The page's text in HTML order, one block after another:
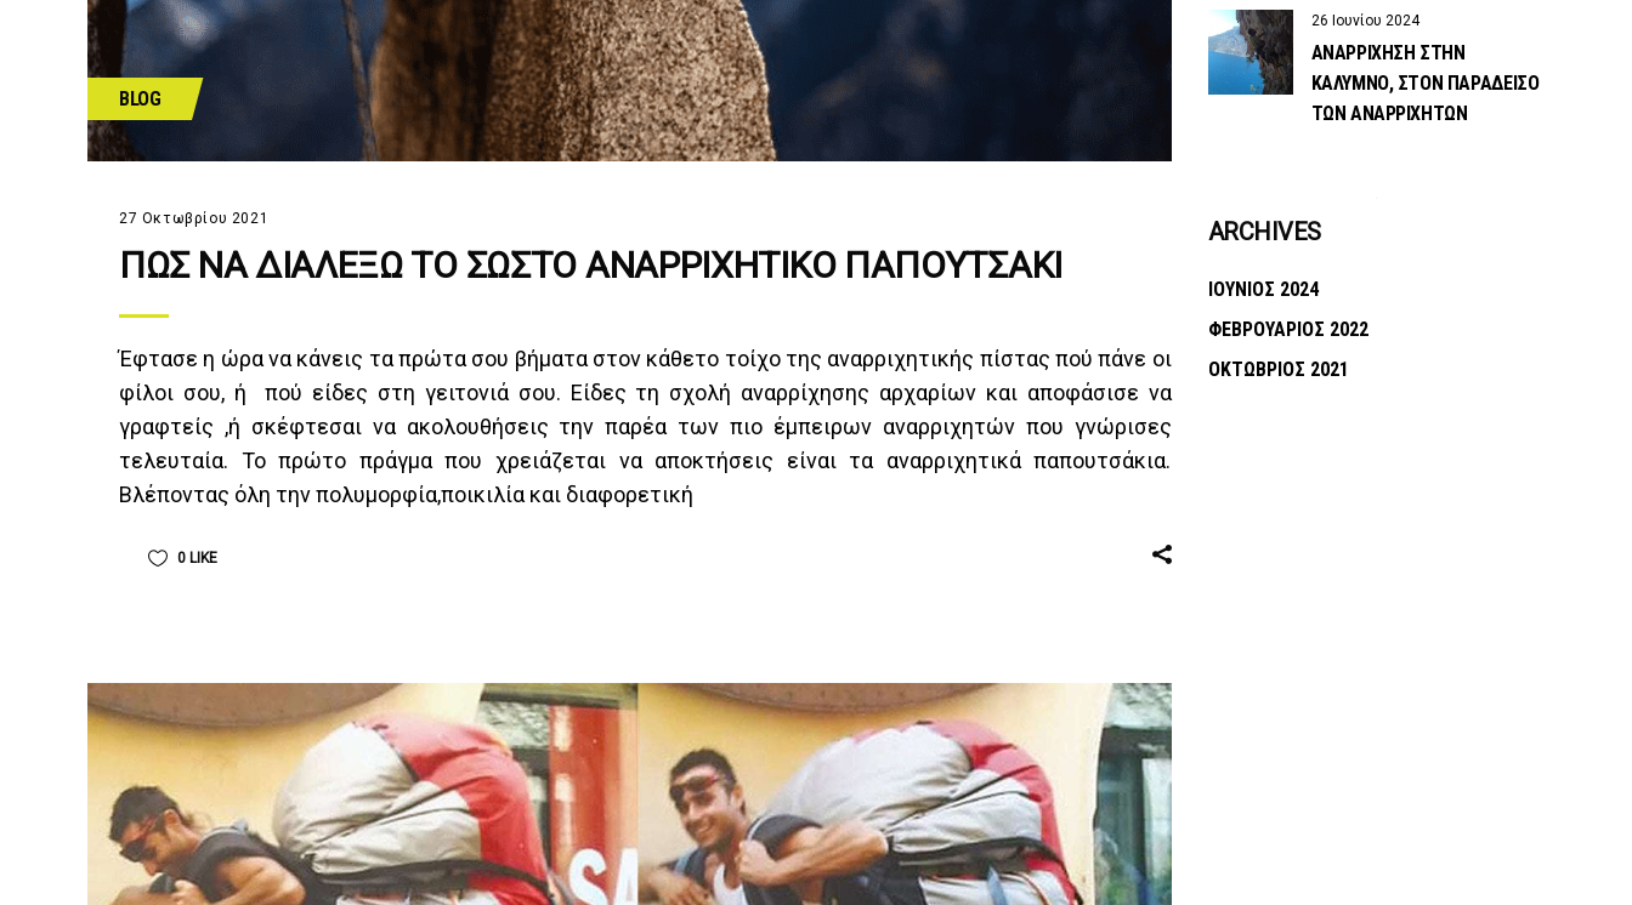
BLOG
27 Οκτωβρίου 2021
ΠΏΣ ΝΑ ΔΙΑΛΈΞΩ ΤΟ ΣΩΣΤΌ ΑΝΑΡΡΙΧΗΤΙΚΌ ΠΑΠΟΥΤΣΆΚΙ
Έφτασε η ώρα να κάνεις τα πρώτα σου βήματα στον κάθετο τοίχο της αναρριχητικής πίστας πού πάνε οι
φίλοι σου, ή πού είδες στη γειτονιά σου. Είδες τη σχολή αναρρίχησης αρχαρίων και αποφάσισε να
γραφτείς ,ή σκέφτεσαι να ακολουθήσεις την παρέα των πιο έμπειρων αναρριχητών που γνώρισες
τελευταία. Το πρώτο πράγμα που χρειάζεται να αποκτήσεις είναι τα αναρριχητικά παπουτσάκια.
Βλέποντας όλη την πολυμορφία,ποικιλία και διαφορετική
0 LIKE
26 Ιουνίου 2024
ΑΝΑΡΡΊΧΗΣΗ ΣΤΗΝ
ΚΆΛΥΜΝΟ, ΣΤΟΝ ΠΑΡΆΔΕΙΣΟ
ΤΩΝ ΑΝΑΡΡΙΧΗΤΏΝ
ARCHIVES
ΙΟΎΝΙΟΣ 2024
ΦΕΒΡΟΥΆΡΙΟΣ 2022
ΟΚΤΏΒΡΙΟΣ 2021